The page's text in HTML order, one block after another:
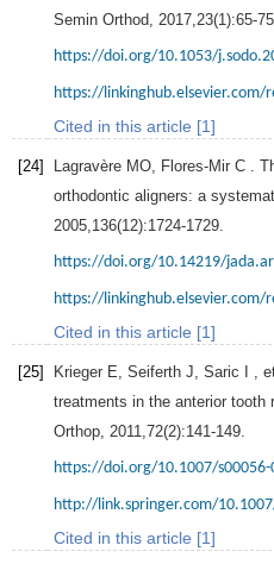
Semin Orthod 2017 23(1):65-75.
https://doi.org/10.1053/
https://linkinghub.elsevier.com/
Cited in this article [1]
[24] Lagravère MO Flores-Mir C .
orthodontic aligners: a
2005 136(12):1724-1729.
https://doi.org/10.14219/
https://linkinghub.elsevier.com/
Cited in this article [1]
[25] Krieger E Seiferth J Saric I ,
treatments in the anterior tooth
Orthop 2011 72(2):141-149.
https://doi.org/10.1007/s00056-
http://link.springer.com/
Cited in this article [1]